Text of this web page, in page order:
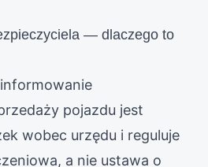
— dlaczego to
pojazdu jest
wobec urzędu i reguluje
a nie ustawa o